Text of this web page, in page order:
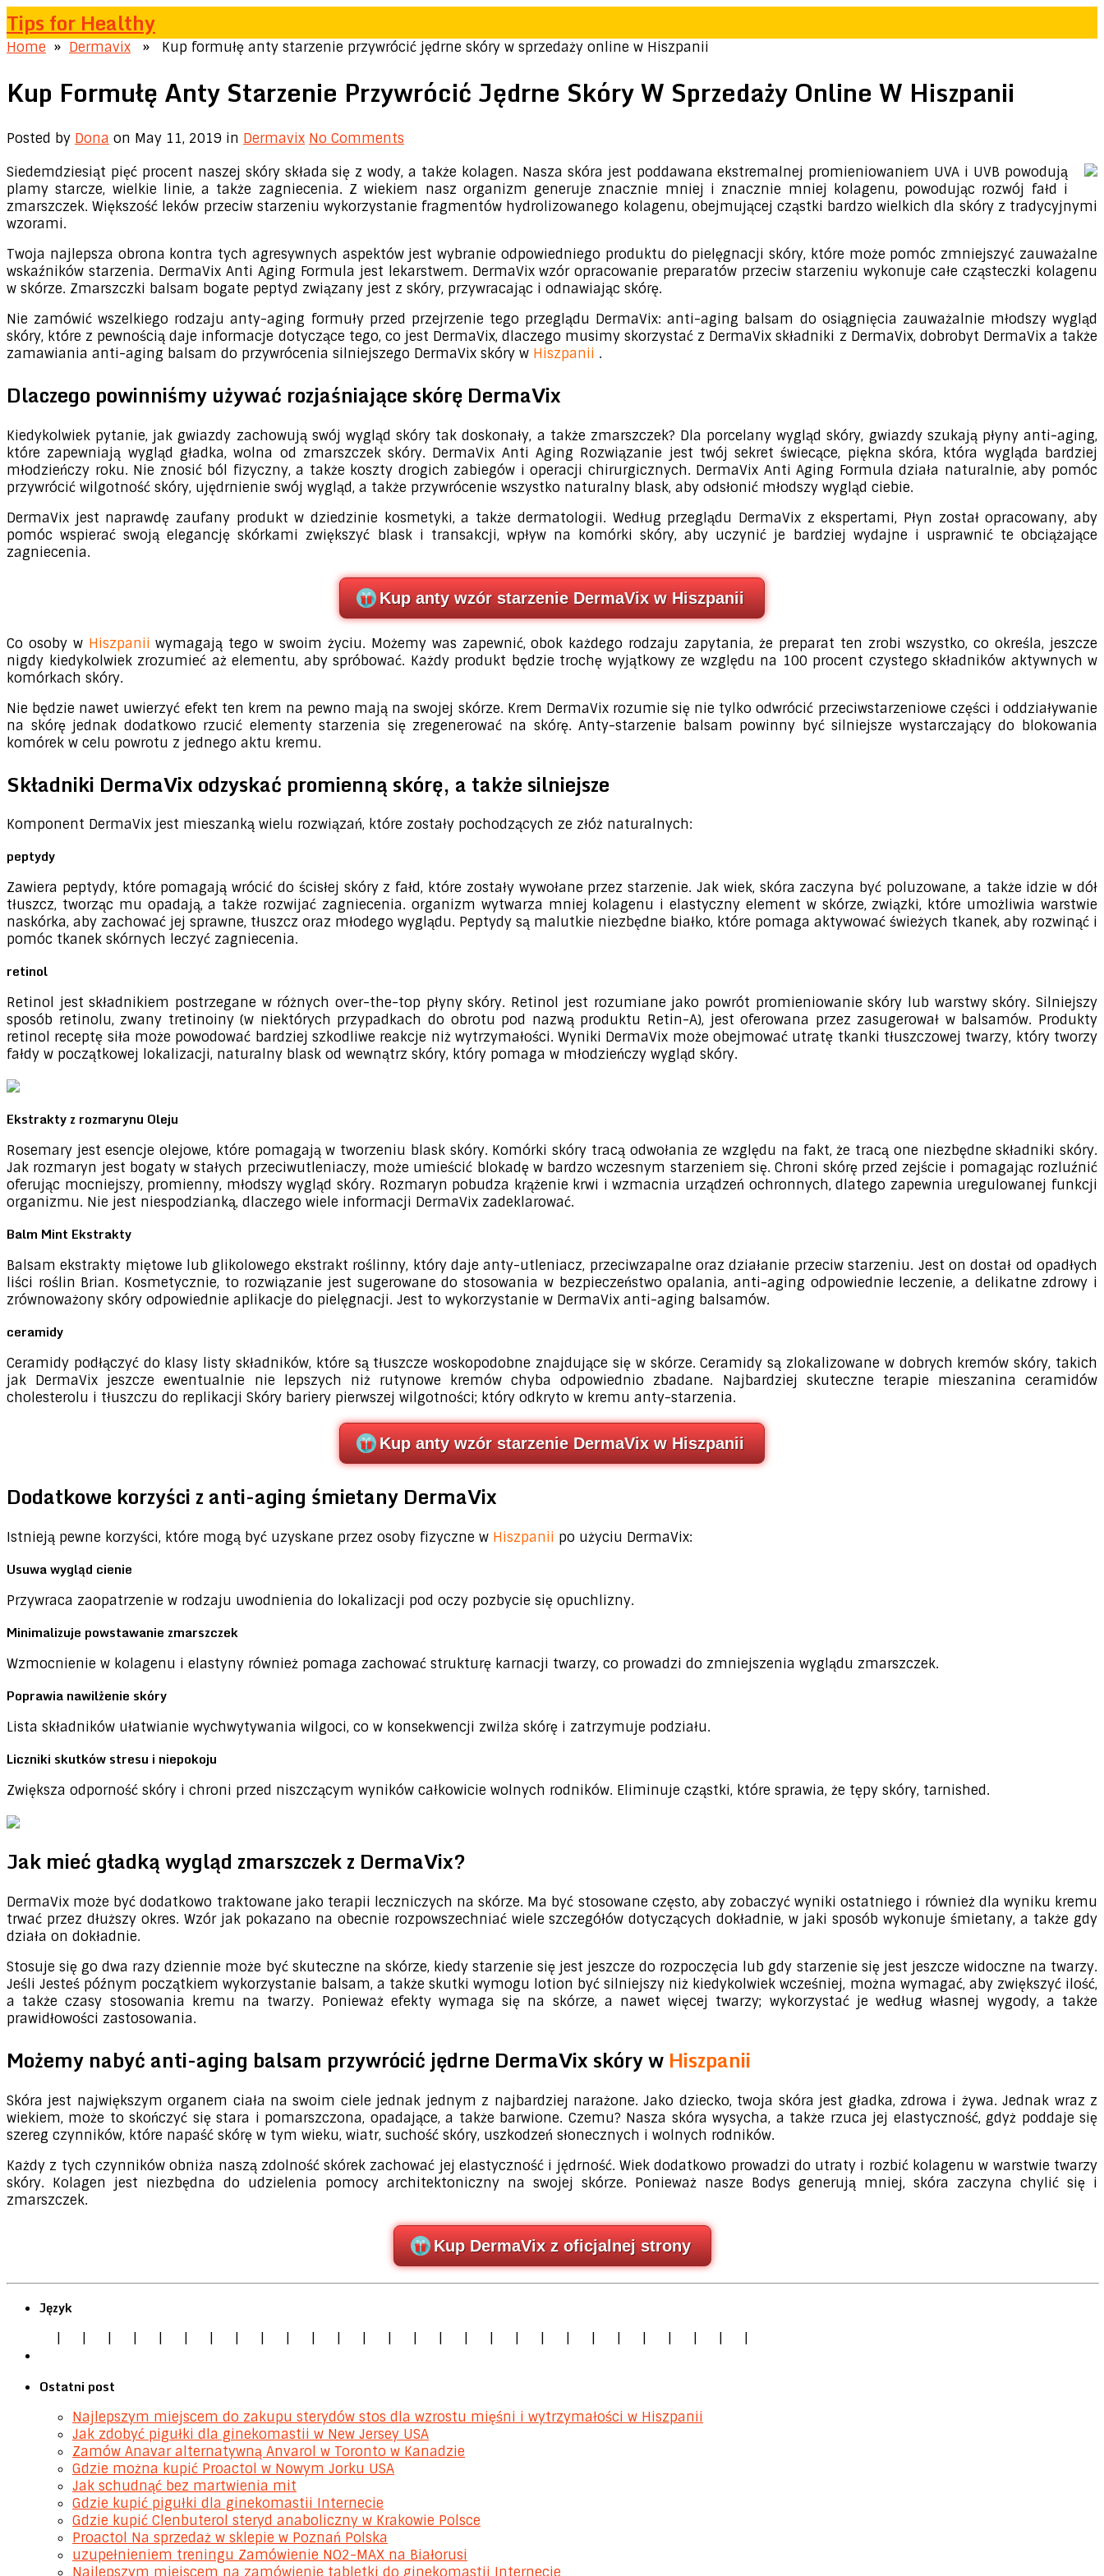
Tips for Healthy
Home » Dermavix » Kup formułę anty starzenie przywrócić jędrne skóry w sprzedaży online w Hiszpanii
Kup Formułę Anty Starzenie Przywrócić Jędrne Skóry W Sprzedaży Online W Hiszpanii
Posted by Dona on May 11, 2019 in Dermavix No Comments
Siedemdziesiąt pięć procent naszej skóry składa się z wody, a także kolagen. Nasza skóra jest poddawana ekstremalnej promieniowaniem UVA i UVB powodują
plamy starcze, wielkie linie, a także zagniecenia. Z wiekiem nasz organizm generuje znacznie mniej i znacznie mniej kolagenu, powodując rozwój fałd i
zmarszczek. Większość leków przeciw starzeniu wykorzystanie fragmentów hydrolizowanego kolagenu, obejmującej cząstki bardzo wielkich dla skóry z tradycyjnymi
wzorami.
Twoja najlepsza obrona kontra tych agresywnych aspektów jest wybranie odpowiedniego produktu do pielęgnacji skóry, które może pomóc zmniejszyć zauważalne
wskaźników starzenia. DermaVix Anti Aging Formula jest lekarstwem. DermaVix wzór opracowanie preparatów przeciw starzeniu wykonuje całe cząsteczki kolagenu
w skórze. Zmarszczki balsam bogate peptyd związany jest z skóry, przywracając i odnawiając skórę.
Nie zamówić wszelkiego rodzaju anty-aging formuły przed przejrzenie tego przeglądu DermaVix: anti-aging balsam do osiągnięcia zauważalnie młodszy wygląd
skóry, które z pewnością daje informacje dotyczące tego, co jest DermaVix, dlaczego musimy skorzystać z DermaVix składniki z DermaVix, dobrobyt DermaVix a także
zamawiania anti-aging balsam do przywrócenia silniejszego DermaVix skóry w Hiszpanii .
Dlaczego powinniśmy używać rozjaśniające skórę DermaVix
Kiedykolwiek pytanie, jak gwiazdy zachowują swój wygląd skóry tak doskonały, a także zmarszczek? Dla porcelany wygląd skóry, gwiazdy szukają płyny anti-aging,
które zapewniają wygląd gładka, wolna od zmarszczek skóry. DermaVix Anti Aging Rozwiązanie jest twój sekret świecące, piękna skóra, która wygląda bardziej
młodzieńczy roku. Nie znosić ból fizyczny, a także koszty drogich zabiegów i operacji chirurgicznych. DermaVix Anti Aging Formula działa naturalnie, aby pomóc
przywrócić wilgotność skóry, ujędrnienie swój wygląd, a także przywrócenie wszystko naturalny blask, aby odsłonić młodszy wygląd ciebie.
DermaVix jest naprawdę zaufany produkt w dziedzinie kosmetyki, a także dermatologii. Według przeglądu DermaVix z ekspertami, Płyn został opracowany, aby
pomóc wspierać swoją elegancję skórkami zwiększyć blask i transakcji, wpływ na komórki skóry, aby uczynić je bardziej wydajne i usprawnić te obciążające
zagniecenia.
Kup anty wzór starzenie DermaVix w Hiszpanii
Co osoby w Hiszpanii wymagają tego w swoim życiu. Możemy was zapewnić, obok każdego rodzaju zapytania, że preparat ten zrobi wszystko, co określa, jeszcze
nigdy kiedykolwiek zrozumieć aż elementu, aby spróbować. Każdy produkt będzie trochę wyjątkowy ze względu na 100 procent czystego składników aktywnych w
komórkach skóry.
Nie będzie nawet uwierzyć efekt ten krem ​​na pewno mają na swojej skórze. Krem DermaVix rozumie się nie tylko odwrócić przeciwstarzeniowe części i oddziaływanie
na skórę jednak dodatkowo rzucić elementy starzenia się zregenerować na skórę. Anty-starzenie balsam powinny być silniejsze wystarczający do blokowania
komórek w celu powrotu z jednego aktu kremu.
Składniki DermaVix odzyskać promienną skórę, a także silniejsze
Komponent DermaVix jest mieszanką wielu rozwiązań, które zostały pochodzących ze złóż naturalnych:
peptydy
Zawiera peptydy, które pomagają wrócić do ścisłej skóry z fałd, które zostały wywołane przez starzenie. Jak wiek, skóra zaczyna być poluzowane, a także idzie w dół
tłuszcz, tworząc mu opadają, a także rozwijać zagniecenia. organizm wytwarza mniej kolagenu i elastyczny element w skórze, związki, które umożliwia warstwie
naskórka, aby zachować jej sprawne, tłuszcz oraz młodego wyglądu. Peptydy są malutkie niezbędne białko, które pomaga aktywować świeżych tkanek, aby rozwinąć i
pomóc tkanek skórnych leczyć zagniecenia.
retinol
Retinol jest składnikiem postrzegane w różnych over-the-top płyny skóry. Retinol jest rozumiane jako powrót promieniowanie skóry lub warstwy skóry. Silniejszy
sposób retinolu, zwany tretinoiny (w niektórych przypadkach do obrotu pod nazwą produktu Retin-A), jest oferowana przez zasugerował w balsamów. Produkty
retinol receptę siła może powodować bardziej szkodliwe reakcje niż wytrzymałości. Wyniki DermaVix może obejmować utratę tkanki tłuszczowej twarzy, który tworzy
fałdy w początkowej lokalizacji, naturalny blask od wewnątrz skóry, który pomaga w młodzieńczy wygląd skóry.
Ekstrakty z rozmarynu Oleju
Rosemary jest esencje olejowe, które pomagają w tworzeniu blask skóry. Komórki skóry tracą odwołania ze względu na fakt, że tracą one niezbędne składniki skóry.
Jak rozmaryn jest bogaty w stałych przeciwutleniaczy, może umieścić blokadę w bardzo wczesnym starzeniem się. Chroni skórę przed zejście i pomagając rozluźnić
oferując mocniejszy, promienny, młodszy wygląd skóry. Rozmaryn pobudza krążenie krwi i wzmacnia urządzeń ochronnych, dlatego zapewnia uregulowanej funkcji
organizmu. Nie jest niespodzianką, dlaczego wiele informacji DermaVix zadeklarować.
Balm Mint Ekstrakty
Balsam ekstrakty miętowe lub glikolowego ekstrakt roślinny, który daje anty-utleniacz, przeciwzapalne oraz działanie przeciw starzeniu. Jest on dostał od opadłych
liści roślin Brian. Kosmetycznie, to rozwiązanie jest sugerowane do stosowania w bezpieczeństwo opalania, anti-aging odpowiednie leczenie, a delikatne zdrowy i
zrównoważony skóry odpowiednie aplikacje do pielęgnacji. Jest to wykorzystanie w DermaVix anti-aging balsamów.
ceramidy
Ceramidy podłączyć do klasy listy składników, które są tłuszcze woskopodobne znajdujące się w skórze. Ceramidy są zlokalizowane w dobrych kremów skóry, takich
jak DermaVix jeszcze ewentualnie nie lepszych niż rutynowe kremów chyba odpowiednio zbadane. Najbardziej skuteczne terapie mieszanina ceramidów
cholesterolu i tłuszczu do replikacji Skóry bariery pierwszej wilgotności; który odkryto w kremu anty-starzenia.
Kup anty wzór starzenie DermaVix w Hiszpanii
Dodatkowe korzyści z anti-aging śmietany DermaVix
Istnieją pewne korzyści, które mogą być uzyskane przez osoby fizyczne w Hiszpanii po użyciu DermaVix:
Usuwa wygląd cienie
Przywraca zaopatrzenie w rodzaju uwodnienia do lokalizacji pod oczy pozbycie się opuchlizny.
Minimalizuje powstawanie zmarszczek
Wzmocnienie w kolagenu i elastyny ​​również pomaga zachować strukturę karnacji twarzy, co prowadzi do zmniejszenia wyglądu zmarszczek.
Poprawia nawilżenie skóry
Lista składników ułatwianie wychwytywania wilgoci, co w konsekwencji zwilża skórę i zatrzymuje podziału.
Liczniki skutków stresu i niepokoju
Zwiększa odporność skóry i chroni przed niszczącym wyników całkowicie wolnych rodników. Eliminuje cząstki, które sprawia, że ​​tępy skóry, tarnished.
Jak mieć gładką wygląd zmarszczek z DermaVix?
DermaVix może być dodatkowo traktowane jako terapii leczniczych na skórze. Ma być stosowane często, aby zobaczyć wyniki ostatniego i również dla wyniku kremu
trwać przez dłuższy okres. Wzór jak pokazano na obecnie rozpowszechniać wiele szczegółów dotyczących dokładnie, w jaki sposób wykonuje śmietany, a także gdy
działa on dokładnie.
Stosuje się go dwa razy dziennie może być skuteczne na skórze, kiedy starzenie się jest jeszcze do rozpoczęcia lub gdy starzenie się jest jeszcze widoczne na twarzy.
Jeśli Jesteś późnym początkiem wykorzystanie balsam, a także skutki wymogu lotion być silniejszy niż kiedykolwiek wcześniej, można wymagać, aby zwiększyć ilość,
a także czasy stosowania kremu na twarzy. Ponieważ efekty wymaga się na skórze, a nawet więcej twarzy; wykorzystać je według własnej wygody, a także
prawidłowości zastosowania.
Możemy nabyć anti-aging balsam przywrócić jędrne DermaVix skóry w Hiszpanii
Skóra jest największym organem ciała na swoim ciele jednak jednym z najbardziej narażone. Jako dziecko, twoja skóra jest gładka, zdrowa i żywa. Jednak wraz z
wiekiem, może to skończyć się stara i pomarszczona, opadające, a także barwione. Czemu? Nasza skóra wysycha, a także rzuca jej elastyczność, gdyż poddaje się
szereg czynników, które napaść skórę w tym wieku, wiatr, suchość skóry, uszkodzeń słonecznych i wolnych rodników.
Każdy z tych czynników obniża naszą zdolność skórek zachować jej elastyczność i jędrność. Wiek dodatkowo prowadzi do utraty i rozbić kolagenu w warstwie twarzy
skóry. Kolagen jest niezbędna do udzielenia pomocy architektoniczny na swojej skórze. Ponieważ nasze Bodys generują mniej, skóra zaczyna chylić się i
zmarszczek.
Kup DermaVix z oficjalnej strony
Język
Ostatni post
Najlepszym miejscem do zakupu sterydów stos dla wzrostu mięśni i wytrzymałości w Hiszpanii
Jak zdobyć pigułki dla ginekomastii w New Jersey USA
Zamów Anavar alternatywną Anvarol w Toronto w Kanadzie
Gdzie można kupić Proactol w Nowym Jorku USA
Jak schudnąć bez martwienia mit
Gdzie kupić pigułki dla ginekomastii Internecie
Gdzie kupić Clenbuterol steryd anaboliczny w Krakowie Polsce
Proactol Na sprzedaż w sklepie w Poznań Polska
uzupełnieniem treningu Zamówienie NO2-MAX na Białorusi
Najlepszym miejscem na zamówienie tabletki do ginekomastii Internecie